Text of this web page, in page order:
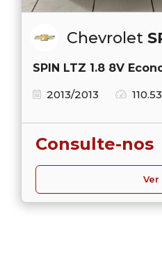
Chevrolet
SPIN LTZ 1.8 8V
2013/2013
Consulte-nos
Ver